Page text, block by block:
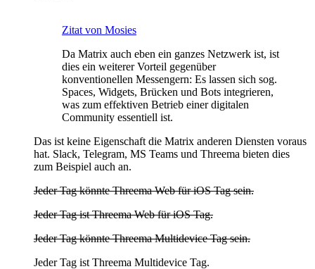
Zitat von Mosies
Da Matrix auch eben ein ganzes Netzwerk ist, ist
dies ein weiterer Vorteil gegenüber
konventionellen Messengern: Es lassen sich sog.
Spaces, Widgets, Brücken und Bots integrieren,
was zum effektiven Betrieb einer digitalen
Community essentiell ist.
Das ist keine Eigenschaft die Matrix anderen Diensten voraus
hat. Slack, Telegram, MS Teams und Threema bieten dies
zum Beispiel auch an.
Jeder Tag könnte Threema Web für iOS Tag sein.
Jeder Tag ist Threema Web für iOS Tag.
Jeder Tag könnte Threema Multidevice Tag sein.
Jeder Tag ist Threema Multidevice Tag.